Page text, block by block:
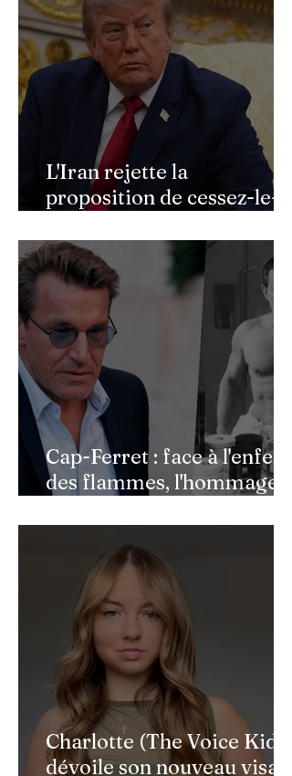
L'Iran rejette la
proposition de cessez-le-
Cap-Ferret : face à l'enfer
des flammes, l'hommage
héros de l'ombre
Charlotte (The Voice Kids)
dévoile son nouveau visage